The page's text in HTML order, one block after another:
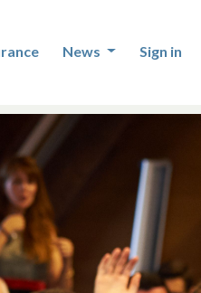
News Sign in